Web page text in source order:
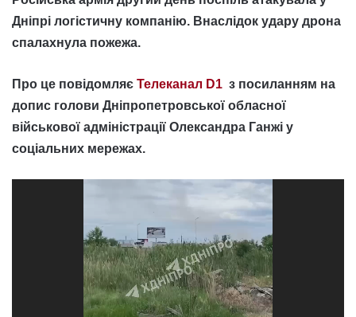
Дніпрі логістичну компанію. Внаслідок удару дрона
спалахнула пожежа.
Про це повідомляє Телеканал D1 з посиланням на
допис голови Дніпропетровської обласної
військової адміністрації Олександра Ганжі у
соціальних мережах.